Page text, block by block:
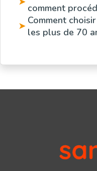
comment
➤ Comment
les plus de 70